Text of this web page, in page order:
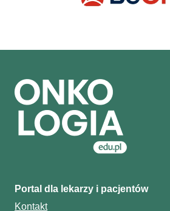
Portal dla lekarzy i pacjentów
Kontakt